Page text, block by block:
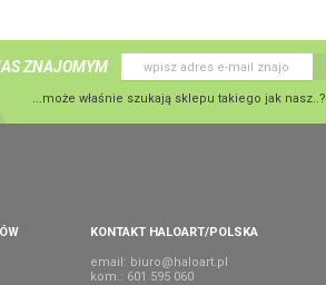
ZNAJOMYM
...może właśnie szukają sklepu takiego jak nasz..?
KONTAKT HALOART/POLSKA
email: biuro@haloart.pl
kom.: 601 595 060